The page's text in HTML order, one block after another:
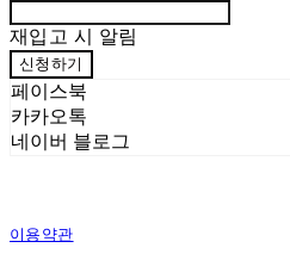
재입고 시 알림
신청하기
페이스북
카카오톡
네이버 블로그
이용약관